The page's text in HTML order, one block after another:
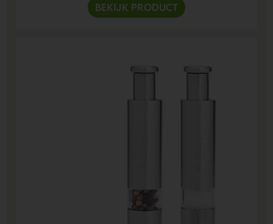
BEKIJK PRODUCT